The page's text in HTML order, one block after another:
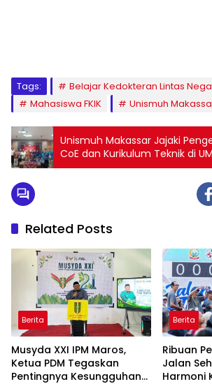
Tags:
Belajar Kedokteran Lintas
Mahasiswa FKIK
Unismuh
Unismuh Makassar Jajaki
CoE dan Kurikulum Teknik di
Related Posts
Berita
Musyda XXI IPM Maros,
Ketua PDM Tegaskan
Pentingnya Kesungguhan
Berita
Ribuan
Jalan
Harmoni